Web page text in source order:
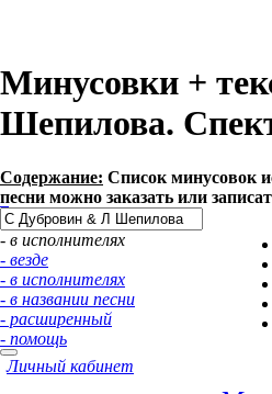
Минусовки +
Шепилова.
Содержание: Список минусовок
песни можно заказать или
- в исполнителях
- везде
- в исполнителях
- в названии песни
- расширенный
- помощь
Личный кабинет